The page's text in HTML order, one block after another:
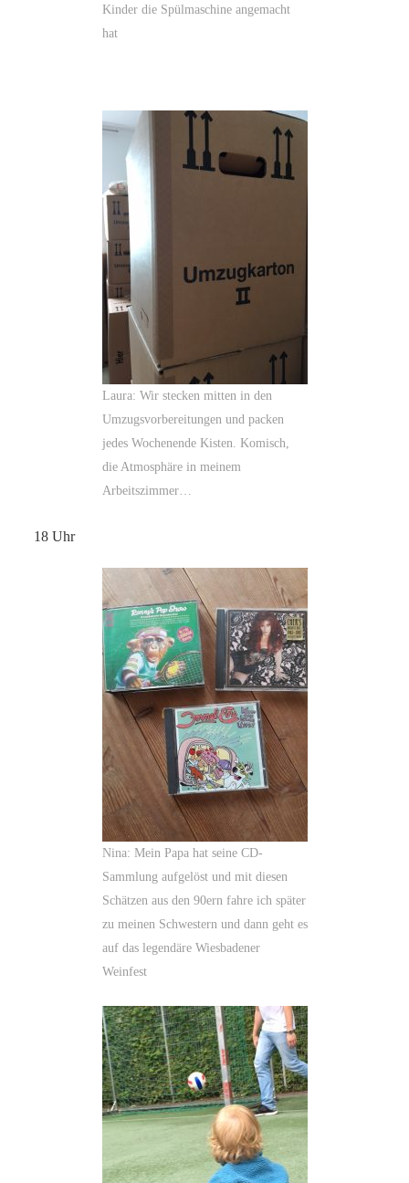
Kinder die Spülmaschine angemacht
hat
Laura: Wir stecken mitten in den
Umzugsvorbereitungen und packen
jedes Wochenende Kisten. Komisch,
die Atmosphäre in meinem
Arbeitszimmer…
18 Uhr
Nina: Mein Papa hat seine CD-
Sammlung aufgelöst und mit diesen
Schätzen aus den 90ern fahre ich später
zu meinen Schwestern und dann geht es
auf das legendäre Wiesbadener
Weinfest